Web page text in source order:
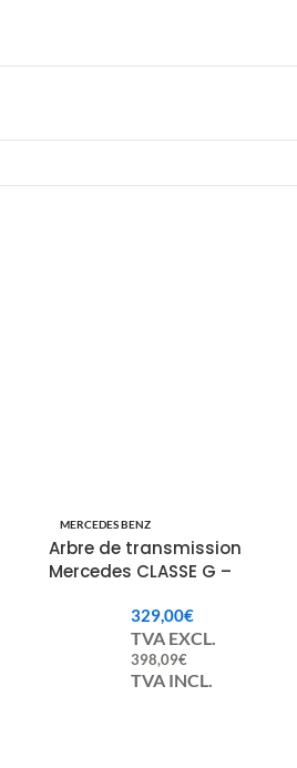
MERCEDES BENZ
Arbre de transmission
Mercedes CLASSE G –
329,00€
TVA EXCL.
398,09€
TVA INCL.